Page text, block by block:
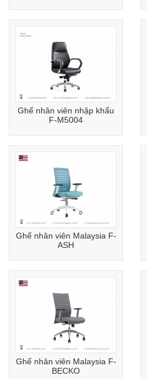
Ghế nhân viên nhập khẩu
F-M5004
Ghế nhân viên Malaysia F-
ASH
Ghế nhân viên Malaysia F-
BECKO